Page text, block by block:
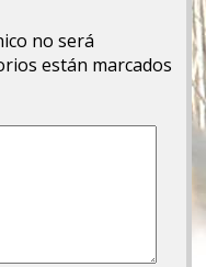
no será
están marcados